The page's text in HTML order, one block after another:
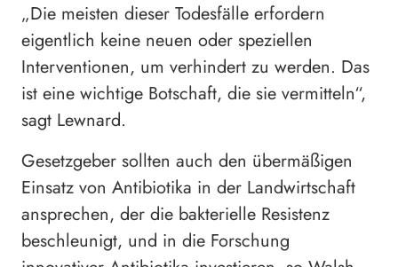
„Die meisten dieser Todesfälle erfordern
eigentlich keine neuen oder speziellen
Interventionen, um verhindert zu werden. Das
ist eine wichtige Botschaft, die sie vermitteln“,
sagt Lewnard.
Gesetzgeber sollten auch den übermäßigen
Einsatz von Antibiotika in der Landwirtschaft
ansprechen, der die bakterielle Resistenz
beschleunigt, und in die Forschung